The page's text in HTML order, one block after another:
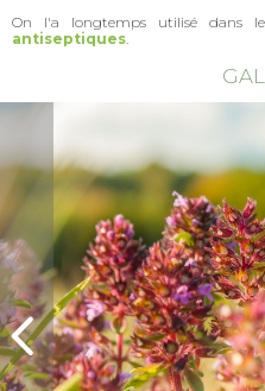
On l'a longtemps utilisé dans
antiseptiques.